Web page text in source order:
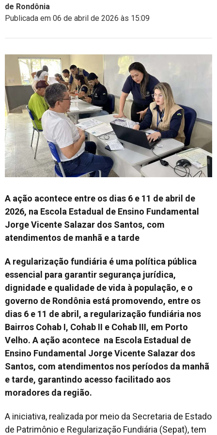
de Rondônia
Publicada em 06 de abril de 2026 às 15:09
A ação acontece entre os dias 6 e 11 de abril de
2026, na Escola Estadual de Ensino Fundamental
Jorge Vicente Salazar dos Santos, com
atendimentos de manhã e a tarde
A regularização fundiária é uma política pública
essencial para garantir segurança jurídica,
dignidade e qualidade de vida à população, e o
governo de Rondônia está promovendo, entre os
dias 6 e 11 de abril, a regularização fundiária nos
Bairros Cohab I, Cohab II e Cohab III, em Porto
Velho. A ação acontece na Escola Estadual de
Ensino Fundamental Jorge Vicente Salazar dos
Santos, com atendimentos nos períodos da manhã
e tarde, garantindo acesso facilitado aos
moradores da região.
A iniciativa, realizada por meio da Secretaria de Estado
de Patrimônio e Regularização Fundiária (Sepat), tem